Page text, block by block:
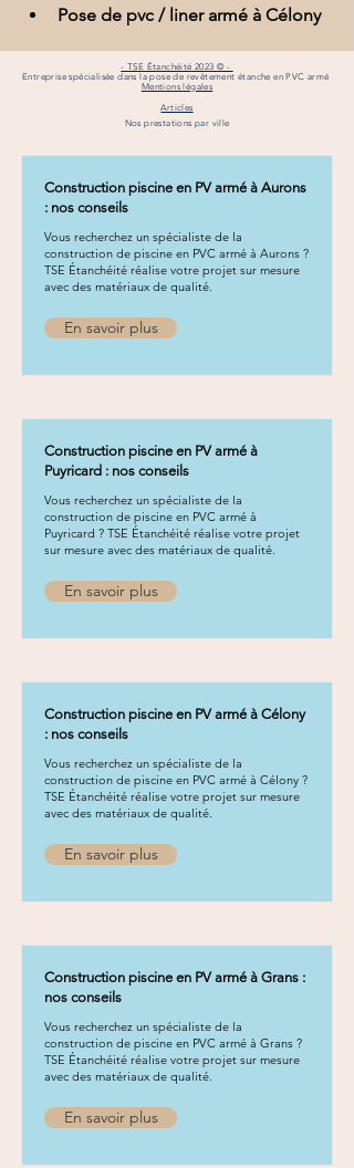
Pose de pvc / liner armé à Célony
- TSE Étanchéité 2023 © -
Entreprise spécialisée dans la pose de revêtement étanche en PVC armé
Mentions légales
Articles
Nos prestations par ville
Construction piscine en PV armé à Aurons
: nos conseils
Vous recherchez un spécialiste de la
construction de piscine en PVC armé à Aurons ?
TSE Étanchéité réalise votre projet sur mesure
avec des matériaux de qualité.
En savoir plus
Construction piscine en PV armé à
Puyricard : nos conseils
Vous recherchez un spécialiste de la
construction de piscine en PVC armé à
Puyricard ? TSE Étanchéité réalise votre projet
sur mesure avec des matériaux de qualité.
En savoir plus
Construction piscine en PV armé à Célony
: nos conseils
Vous recherchez un spécialiste de la
construction de piscine en PVC armé à Célony ?
TSE Étanchéité réalise votre projet sur mesure
avec des matériaux de qualité.
En savoir plus
Construction piscine en PV armé à Grans :
nos conseils
Vous recherchez un spécialiste de la
construction de piscine en PVC armé à Grans ?
TSE Étanchéité réalise votre projet sur mesure
avec des matériaux de qualité.
En savoir plus